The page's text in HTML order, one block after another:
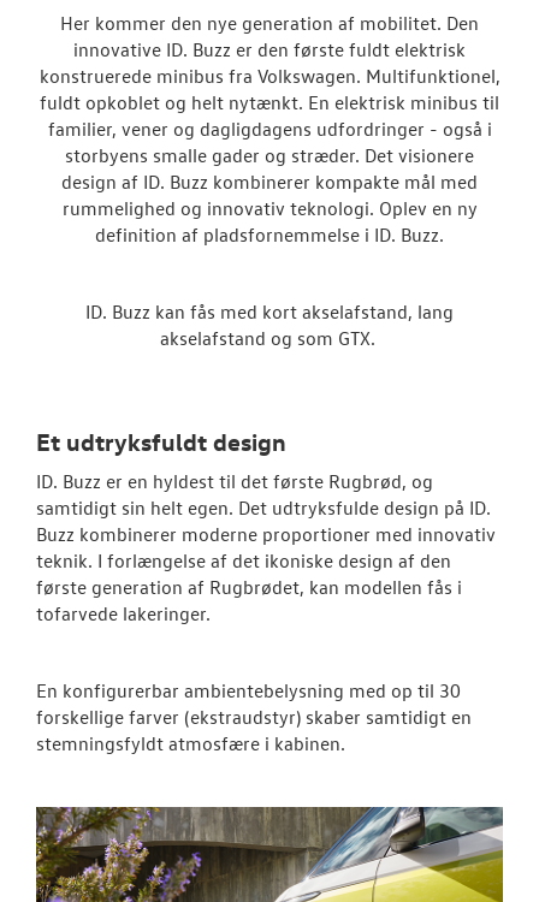
Modeller
ID. Polo
ID.3 Neo
ID.4
ID.5
T-Roc
ID. Buzz
ID.7 og ID.7
Garanti
BRUGTE BILER
Her kommer den nye generation af mobilitet. Den
innovative ID. Buzz er den første fuldt elektrisk
konstruerede minibus fra Volkswagen. Multifunktionel,
fuldt opkoblet og helt nytænkt. En elektrisk minibus til
familier, vener og dagligdagens udfordringer - også i
storbyens smalle gader og stræder. Det visionere
design af ID. Buzz kombinerer kompakte mål med
rummelighed og innovativ teknologi. Oplev en ny
definition af pladsfornemmelse i ID. Buzz.
ID. Buzz kan fås med kort akselafstand, lang
akselafstand og som GTX.
Et udtryksfuldt design
ID. Buzz er en hyldest til det første Rugbrød, og
samtidigt sin helt egen. Det udtryksfulde design på ID.
Buzz kombinerer moderne proportioner med innovativ
teknik. I forlængelse af det ikoniske design af den
første generation af Rugbrødet, kan modellen fås i
tofarvede lakeringer.
En konfigurerbar ambientebelysning med op til 30
forskellige farver (ekstraudstyr) skaber samtidigt en
stemningsfyldt atmosfære i kabinen.